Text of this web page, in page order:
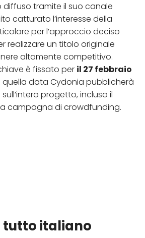
diffuso tramite il suo canale
catturato l’interesse della
per l’approccio deciso
realizzare un titolo originale
altamente competitivo.
è fissato per il 27 febbraio
quella data Cydonia pubblicherà
sull’intero progetto, incluso il
campagna di crowdfunding.
tutto italiano